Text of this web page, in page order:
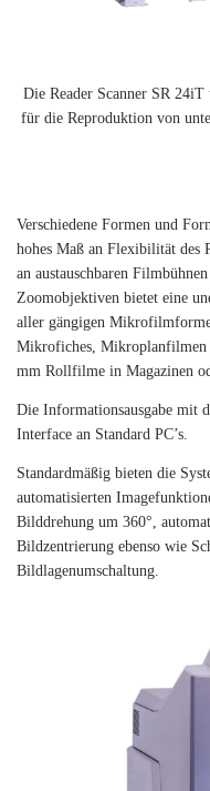
Die Reader Scanner SR
für die Reproduktion von
Verschiedene Formen und
hohes Maß an Flexibilität des
an austauschbaren
Zoomobjektiven bietet eine
aller gängigen
Mikrofiches, Mikroplanfilmen
mm Rollfilme in Magazinen
Die Informationsausgabe mit
Interface an Standard PC’s.
Standardmäßig bieten die
automatisierten
Bilddrehung um 360°,
Bildzentrierung ebenso wie
Bildlagenumschaltung.